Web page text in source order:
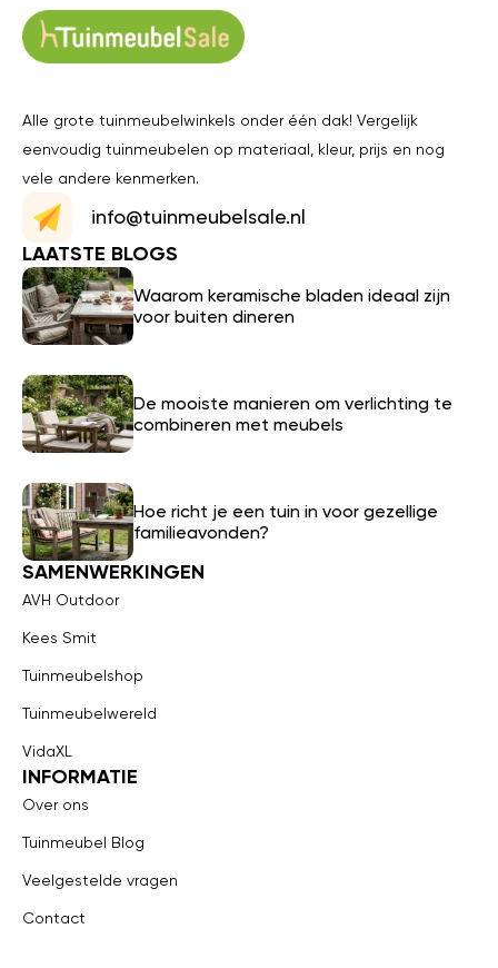
Alle grote tuinmeubelwinkels onder één dak! Vergelijk
eenvoudig tuinmeubelen op materiaal, kleur, prijs en nog
vele andere kenmerken.
info@tuinmeubelsale.nl
LAATSTE BLOGS
Waarom keramische bladen ideaal zijn
voor buiten dineren
De mooiste manieren om verlichting te
combineren met meubels
Hoe richt je een tuin in voor gezellige
familieavonden?
SAMENWERKINGEN
AVH Outdoor
Kees Smit
Tuinmeubelshop
Tuinmeubelwereld
VidaXL
INFORMATIE
Over ons
Tuinmeubel Blog
Veelgestelde vragen
Contact